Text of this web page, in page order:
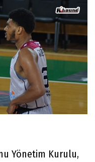
Yönetim Kurulu,